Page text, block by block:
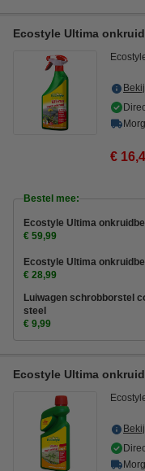
Ecostyle Ultima
€
Bestel mee:
Ecostyle Ultima
€ 59,99
Ecostyle Ultima
€ 28,99
Luiwagen schrobborstel
steel
€ 9,99
Ecostyle Ultima